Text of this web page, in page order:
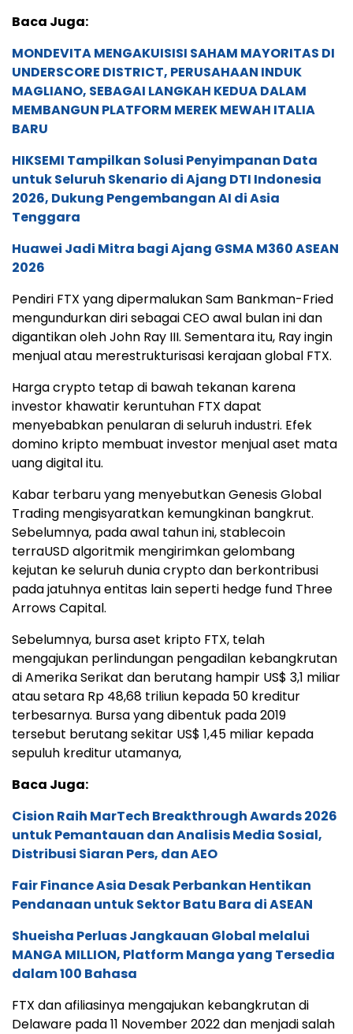
Baca Juga:
MONDEVITA MENGAKUISISI SAHAM MAYORITAS DI
UNDERSCORE DISTRICT, PERUSAHAAN INDUK
MAGLIANO, SEBAGAI LANGKAH KEDUA DALAM
MEMBANGUN PLATFORM MEREK MEWAH ITALIA
BARU
HIKSEMI Tampilkan Solusi Penyimpanan Data
untuk Seluruh Skenario di Ajang DTI Indonesia
2026, Dukung Pengembangan AI di Asia
Tenggara
Huawei Jadi Mitra bagi Ajang GSMA M360 ASEAN
2026
Pendiri FTX yang dipermalukan Sam Bankman-Fried
mengundurkan diri sebagai CEO awal bulan ini dan
digantikan oleh John Ray III. Sementara itu, Ray ingin
menjual atau merestrukturisasi kerajaan global FTX.
Harga crypto tetap di bawah tekanan karena
investor khawatir keruntuhan FTX dapat
menyebabkan penularan di seluruh industri. Efek
domino kripto membuat investor menjual aset mata
uang digital itu.
Kabar terbaru yang menyebutkan Genesis Global
Trading mengisyaratkan kemungkinan bangkrut.
Sebelumnya, pada awal tahun ini, stablecoin
terraUSD algoritmik mengirimkan gelombang
kejutan ke seluruh dunia crypto dan berkontribusi
pada jatuhnya entitas lain seperti hedge fund Three
Arrows Capital.
Sebelumnya, bursa aset kripto FTX, telah
mengajukan perlindungan pengadilan kebangkrutan
di Amerika Serikat dan berutang hampir US$ 3,1 miliar
atau setara Rp 48,68 triliun kepada 50 kreditur
terbesarnya. Bursa yang dibentuk pada 2019
tersebut berutang sekitar US$ 1,45 miliar kepada
sepuluh kreditur utamanya,
Baca Juga:
Cision Raih MarTech Breakthrough Awards 2026
untuk Pemantauan dan Analisis Media Sosial,
Distribusi Siaran Pers, dan AEO
Fair Finance Asia Desak Perbankan Hentikan
Pendanaan untuk Sektor Batu Bara di ASEAN
Shueisha Perluas Jangkauan Global melalui
MANGA MILLION, Platform Manga yang Tersedia
dalam 100 Bahasa
FTX dan afiliasinya mengajukan kebangkrutan di
Delaware pada 11 November 2022 dan menjadi salah